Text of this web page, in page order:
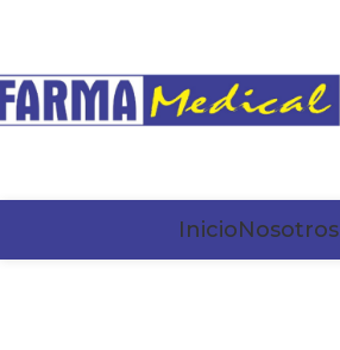
InicioNosotros